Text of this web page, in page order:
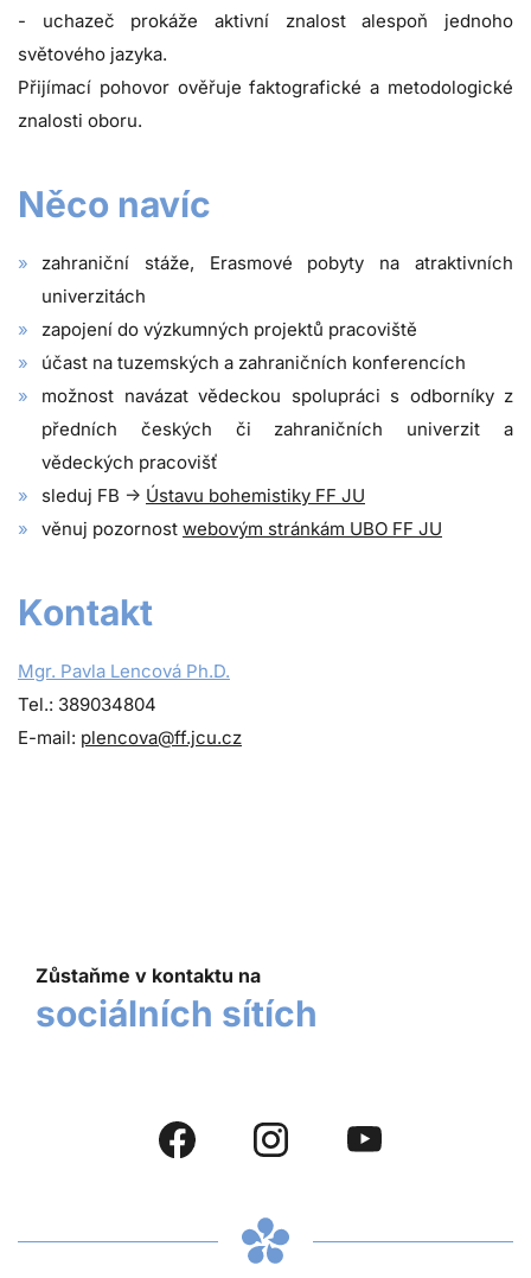
- uchazeč prokáže aktivní znalost alespoň jednoho
světového jazyka.
Přijímací pohovor ověřuje faktografické a metodologické
znalosti oboru.
Něco navíc
zahraniční stáže, Erasmové pobyty na atraktivních
univerzitách
zapojení do výzkumných projektů pracoviště
účast na tuzemských a zahraničních konferencích
možnost navázat vědeckou spolupráci s odborníky z
předních českých či zahraničních univerzit a
vědeckých pracovišť
sleduj FB -> Ústavu bohemistiky FF JU
věnuj pozornost webovým stránkám UBO FF JU
Kontakt
Mgr. Pavla Lencová Ph.D.
Tel.: 389034804
E-mail: plencova@ff.jcu.cz
Zůstaňme v kontaktu na
sociálních sítích